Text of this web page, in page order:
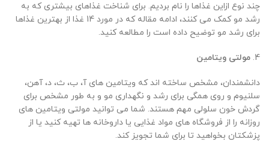
چند نوع ازاین غذاها را نام بردیم. برای شناخت غذاهای بیشتری که به
رشد مو کمک می کنند، ادامه مقاله که در مورد 14 غذا از بهترین غذاها
برای رشد مو توضیح داده است را مطالعه کنید.
4. مولتی ویتامین
دانشمندان، مشخص ساخته اند که ویتامین های آ، ب، ث، د، آهن،
سلنیوم و روی همگی برای رشد و نگهداری مو و به طور مشخص برای
گردش خون سلولی مهم هستند. شما می توانید مولتی ویتامین های
روزانه را از فروشگاه های مواد غذایی یا داروخانه ها تهیه کنید یا از
پزشکتان بخواهید تا برای شما تجویز کند.